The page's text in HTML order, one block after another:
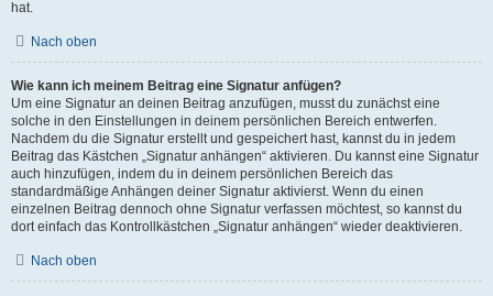
hat.
Nach oben
Wie kann ich meinem Beitrag eine Signatur anfügen?
Um eine Signatur an deinen Beitrag anzufügen, musst du zunächst eine
solche in den Einstellungen in deinem persönlichen Bereich entwerfen.
Nachdem du die Signatur erstellt und gespeichert hast, kannst du in jedem
Beitrag das Kästchen „Signatur anhängen“ aktivieren. Du kannst eine Signatur
auch hinzufügen, indem du in deinem persönlichen Bereich das
standardmäßige Anhängen deiner Signatur aktivierst. Wenn du einen
einzelnen Beitrag dennoch ohne Signatur verfassen möchtest, so kannst du
dort einfach das Kontrollkästchen „Signatur anhängen“ wieder deaktivieren.
Nach oben